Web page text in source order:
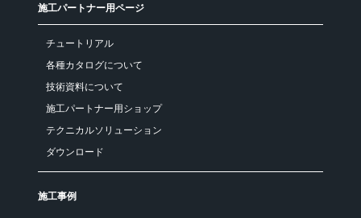
施工パートナー用ページ
チュートリアル
各種カタログについて
技術資料について
施工パートナー用ショップ
テクニカルソリューション
ダウンロード
施工事例